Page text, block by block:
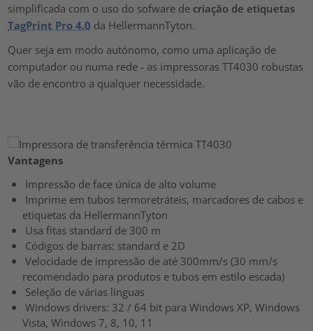
simplificada com o uso do sofware de criação de etiquetas
TagPrint Pro 4.0 da HellermannTyton.
Quer seja em modo autónomo, como uma aplicação de
computador ou numa rede - as impressoras TT4030 robustas
vão de encontro a qualquer necessidade.
Vantagens
Impressão de face única de alto volume
Imprime em tubos termoretráteis, marcadores de cabos e
etiquetas da HellermannTyton
Usa fitas standard de 300 m
Códigos de barras: standard e 2D
Velocidade de impressão de até 300mm/s (30 mm/s
recomendado para produtos e tubos em estilo escada)
Seleção de várias línguas
Windows drivers: 32 / 64 bit para Windows XP, Windows
Vista, Windows 7, 8, 10, 11